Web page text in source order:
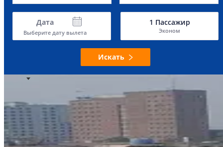
Дата
Выберите дату вылета
1 Пассажир
Эконом
Искать